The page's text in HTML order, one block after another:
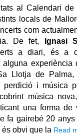
al Calendari de
locals de
com
De fet,
Ignasi
a diari, és a
experiència
Llotja de
perdició i música
música
una forma de
fa gairebé 20
obvi que la Read